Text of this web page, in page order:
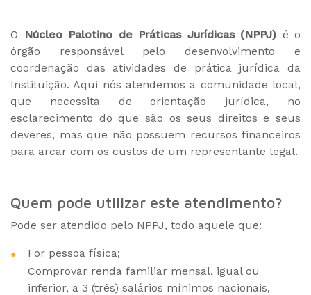
O Núcleo Palotino de Práticas Jurídicas (NPPJ) é o
órgão responsável pelo desenvolvimento e
coordenação das atividades de prática jurídica da
Instituição. Aqui nós atendemos a comunidade local,
que necessita de orientação jurídica, no
esclarecimento do que são os seus direitos e seus
deveres, mas que não possuem recursos financeiros
para arcar com os custos de um representante legal.
Quem pode utilizar este atendimento?
Pode ser atendido pelo NPPJ, todo aquele que:
For pessoa física;
Comprovar renda familiar mensal, igual ou
inferior, a 3 (três) salários mínimos nacionais,